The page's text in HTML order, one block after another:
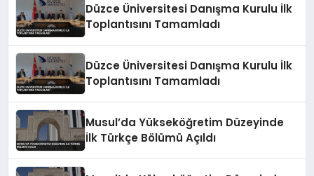
Düzce Üniversitesi Danışma Kurulu İlk
Toplantısını Tamamladı
Düzce Üniversitesi Danışma Kurulu İlk
Toplantısını Tamamladı
Musul’da Yükseköğretim Düzeyinde
İlk Türkçe Bölümü Açıldı